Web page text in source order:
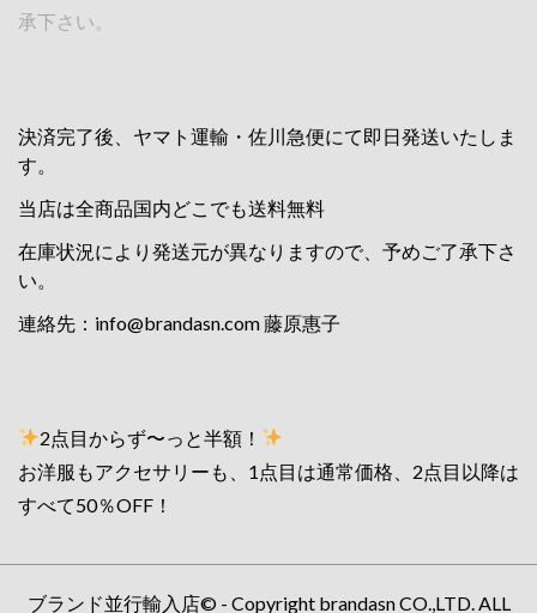
承下さい。
決済完了後、ヤマト運輸・佐川急便にて即日発送いたしま
す。
当店は全商品国内どこでも送料無料
在庫状況により発送元が異なりますので、予めご了承下さ
い。
連絡先： info@brandasn.com藤原惠子
2点目からず〜っと半額！
お洋服もアクセサリーも、1点目は通常価格、2点目以降は
すべて50％OFF！
ブランド並行輸入店© - Copyright brandasn CO.,LTD. ALL